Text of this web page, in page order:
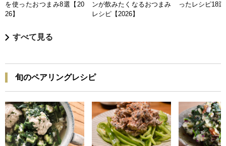
を使ったおつまみ8選【20
26】
ンが飲みたくなるおつまみ
レシピ【2026】
ったレシピ18
すべて見る
旬のペアリングレシピ